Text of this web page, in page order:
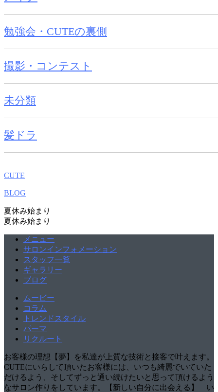
勉強会・CUTEの裏側
撮影・コンテスト
未分類
髪ドラ
CUTE
BLOG
夏休み始まり
夏休み始まり
メニュー
サロンインフォメーション
スタッフ一覧
ギャラリー
ブログ
ムービー
コラム
トレンドスタイル
パーマ
リクルート
お客様の理想【夢】を私達が上質な技術と接客で叶えます。
CUTEにいらして頂いたお客様には、いつも綺麗でいていた
だけるよう、そしてずっと通い続けたいと思って頂けるよう
なサロン作りをしています。【新しい自分に出会える】 い